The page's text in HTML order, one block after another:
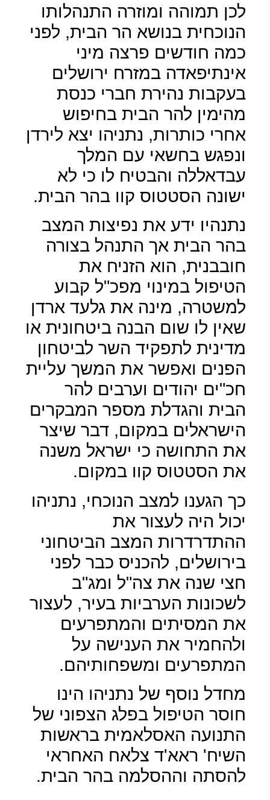
לכן תמוהה ומוזרה התנהלותו
הנוכחית בנושא הר הבית, לפני
כמה חודשים פרצה מיני
אינתיפאדה במזרח ירושלים
בעקבות נהירת חברי כנסת
מהימין להר הבית בחיפוש
אחרי כותרות, נתניהו יצא לירדן
ונפגש בחשאי עם המלך
עבדאללה והבטיח לו כי לא
ישונה הסטטוס קוו בהר הבית.
נתנהיו ידע את נפיצות המצב
בהר הבית אך התנהל בצורה
חובבנית, הוא הזניח את
הטיפול במינוי מפכ"ל קבוע
למשטרה, מינה את גלעד ארדן
שאין לו שום הבנה ביטחונית או
מדינית לתפקיד השר לביטחון
הפנים ואפשר את המשך עליית
חכ"ים יהודים וערבים להר
הבית והגדלת מספר המבקרים
הישראלים במקום, דבר שיצר
את התחושה כי ישראל משנה
את הסטטוס קוו במקום.
כך הגענו למצב הנוכחי, נתניהו
יכול היה לעצור את
ההתדרדרות המצב הביטחוני
בירושלים, להכניס כבר לפני
חצי שנה את צה"ל ומג"ב
לשכונות הערביות בעיר, לעצור
את המסיתים והמתפרעים
ולהחמיר את הענישה על
המתפרעים ומשפחותיהם.
מחדל נוסף של נתניהו הינו
חוסר הטיפול בפלג הצפוני של
התנועה האסלאמית בראשות
השיח' ראא'ד צלאח האחראי
להסתה וההסלמה בהר הבית.